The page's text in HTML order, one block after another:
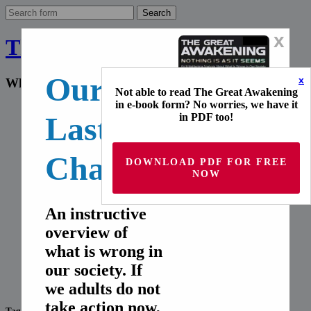
x
Not able to read The Great Awakening
in e-book form? No worries, we have it
in PDF too!
DOWNLOAD PDF FOR FREE
NOW
The Final Wakeup Call
What the world doesn't know
English
Deutsch
Español
Italiano
Home
English
Deutsch
Français
Español
Italiano
x
Our
Last
Chance!
An instructive
overview of
what is wrong in
our society. If
we adults do not